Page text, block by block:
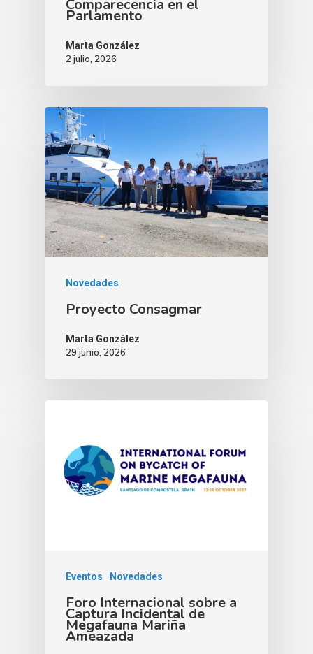
Comparecencia en el
Parlamento
Marta González
2 julio, 2026
Novedades
Proyecto Consagmar
Marta González
29 junio, 2026
Eventos Novedades
Foro Internacional sobre a
Captura Incidental de
Megafauna Mariña
Ameazada